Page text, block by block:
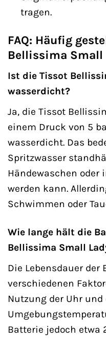
tragen.
FAQ: Häufig
Bellissima Small
Ist die Tissot
wasserdicht?
Ja, die Tissot
einem Druck von 5
wasserdicht. Das
Spritzwasser
Händewaschen oder
werden kann.
Schwimmen oder
Wie lange hält die
Bellissima Small
Die Lebensdauer der
verschiedenen
Nutzung der Uhr und
Batterie jedoch etwa